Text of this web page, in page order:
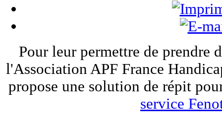
Pour leur permettre de prendre
l'Association APF France
propose une solution de répit
service